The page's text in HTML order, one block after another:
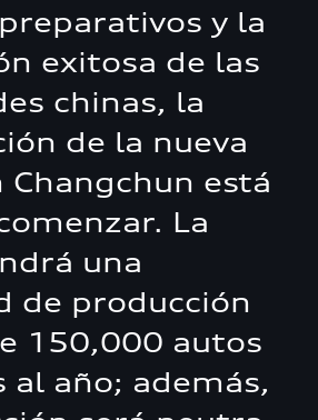
y la
exitosa de las
chinas, la
de la nueva
Changchun está
La
una
de producción
150,000 autos
al año; además,